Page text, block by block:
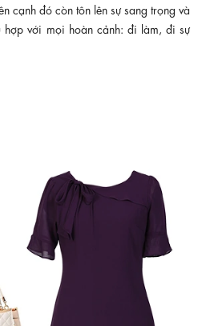
cạnh đó còn tôn lên sự sang trọng và
với mọi hoàn cảnh: đi làm, đi sự